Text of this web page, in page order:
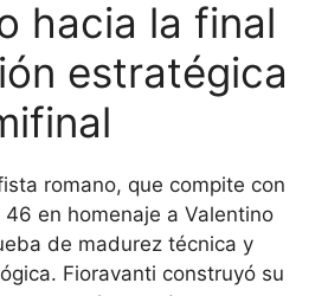
hacia la final
estratégica
romano, que compite con
en homenaje a Valentino
de madurez técnica y
Fioravanti construyó su